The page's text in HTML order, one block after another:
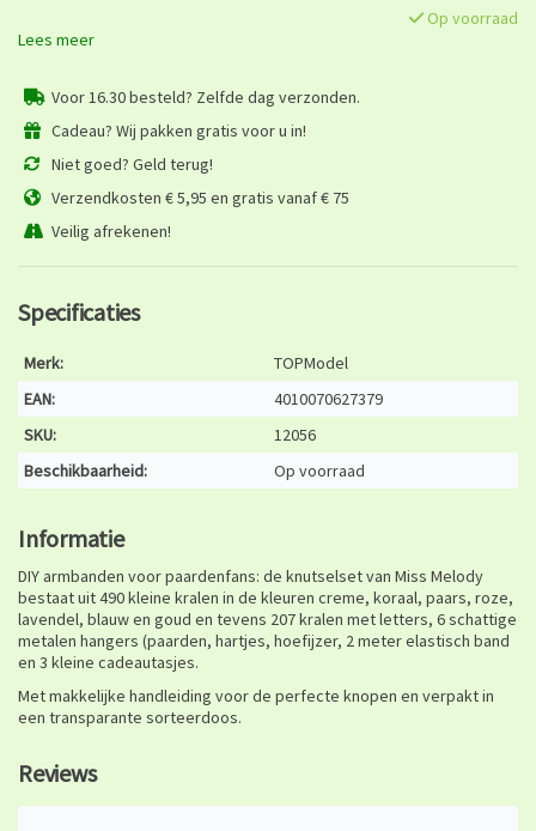
Op voorraad
Lees meer
Voor 16.30 besteld? Zelfde dag verzonden.
Cadeau? Wij pakken gratis voor u in!
Niet goed? Geld terug!
Verzendkosten € 5,95 en gratis vanaf € 75
Veilig afrekenen!
Specificaties
Merk:
TOPModel
EAN:
4010070627379
SKU:
12056
Beschikbaarheid:
Op voorraad
Informatie
DIY armbanden voor paardenfans: de knutselset van Miss Melody
bestaat uit 490 kleine kralen in de kleuren creme, koraal, paars, roze,
lavendel, blauw en goud en tevens 207 kralen met letters, 6 schattige
metalen hangers (paarden, hartjes, hoefijzer, 2 meter elastisch band
en 3 kleine cadeautasjes.
Met makkelijke handleiding voor de perfecte knopen en verpakt in
een transparante sorteerdoos.
Reviews